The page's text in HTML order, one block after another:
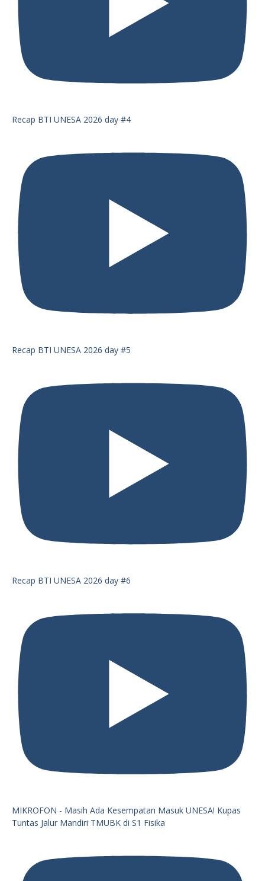
Recap BTI UNESA 2026 day #4
Recap BTI UNESA 2026 day #5
Recap BTI UNESA 2026 day #6
MIKROFON - Masih Ada Kesempatan Masuk UNESA! Kupas
Tuntas Jalur Mandiri TMUBK di S1 Fisika